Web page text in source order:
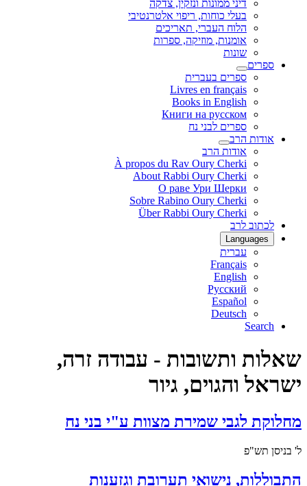
דיני ממונות ונזקין, צדקה
בעלי כוחות, ריפוי אלטרנטיבי
הלוח העברי, תאריכים
אומנות, מוזיקה, ספרות
שונות
ספרים
ספרים בעברית
Livres en français
Books in English
Книги на русском
ספרים לבני נח
אודות הרב
אודות הרב
À propos du Rav Oury Cherki
About Rabbi Oury Cherki
О раве Ури Шерки
Sobre Rabino Oury Cherki
Über Rabbi Oury Cherki
לכתוב לרב
Languages
עברית
Français
English
Русский
Español
Deutsch
Search
שאלות ותשובות - עבודה זרה,
ישראל והגוים, גיור
מחלוקת לגבי שמירת מצוות ע"י בני נח
ל' בניסן תש"פ
התבוללות, נישואי תערובת וגזענות